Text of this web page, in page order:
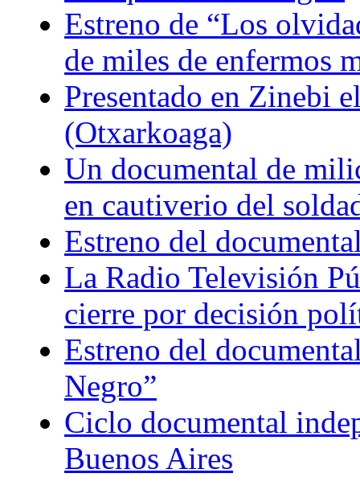
Estreno de “Los
de miles de enfermos
Presentado en Zinebi
(Otxarkoaga)
Un documental de
en cautiverio del
Estreno del
La Radio Televisión
cierre por decisión
Estreno del
Negro”
Ciclo documental
Buenos Aires